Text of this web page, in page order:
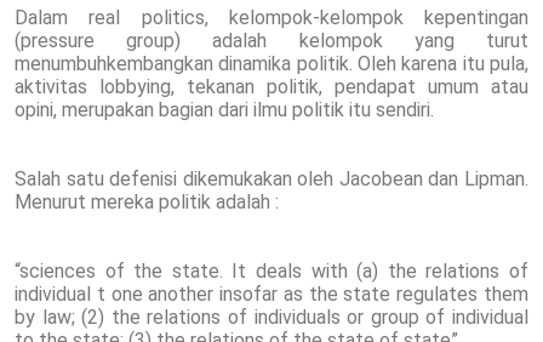
Dalam real politics, kelompok-kelompok kepentingan
(pressure group) adalah kelompok yang turut
menumbuhkembangkan dinamika politik. Oleh karena itu pula,
aktivitas lobbying, tekanan politik, pendapat umum atau
opini, merupakan bagian dari ilmu politik itu sendiri.
Salah satu defenisi dikemukakan oleh Jacobean dan Lipman.
Menurut mereka politik adalah :
“sciences of the state. It deals with (a) the relations of
individual t one another insofar as the state regulates them
by law; (2) the relations of individuals or group of individual